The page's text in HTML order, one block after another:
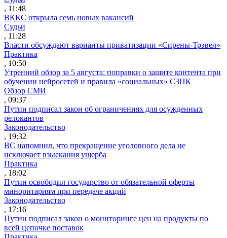
, 11:48
ВККС открыла семь новых вакансий
Судьи
, 11:28
Власти обсуждают варианты приватизации «Сирены-Трэвел»
Практика
, 10:50
Утренний обзор за 5 августа: поправки о защите контента при
обучении нейросетей и правила «социальных» СЗПК
Обзор СМИ
, 09:37
Путин подписал закон об ограничениях для осужденных
релокантов
Законодательство
, 19:32
ВС напомнил, что прекращение уголовного дела не
исключает взыскания ущерба
Практика
, 18:02
Путин освободил государство от обязательной оферты
миноритариям при передаче акций
Законодательство
, 17:16
Путин подписал закон о мониторинге цен на продукты по
всей цепочке поставок